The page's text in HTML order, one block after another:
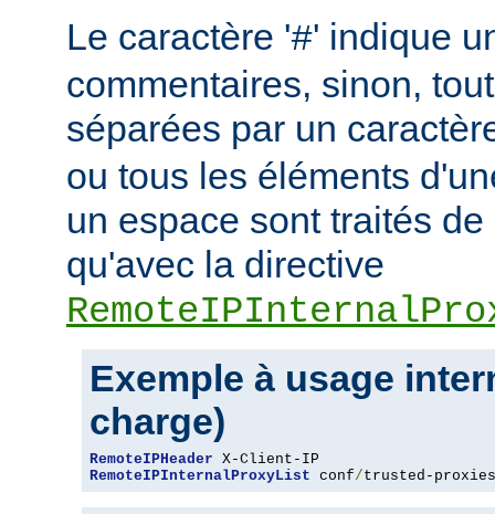
Le caractère '#' indique
commentaires, sinon,
séparées par un
ou tous les éléments
un espace sont traités
qu'avec la directive
Exemple à usage
charge)
RemoteIPHeader
RemoteIPInternalProxyList conf/trusted-proxies